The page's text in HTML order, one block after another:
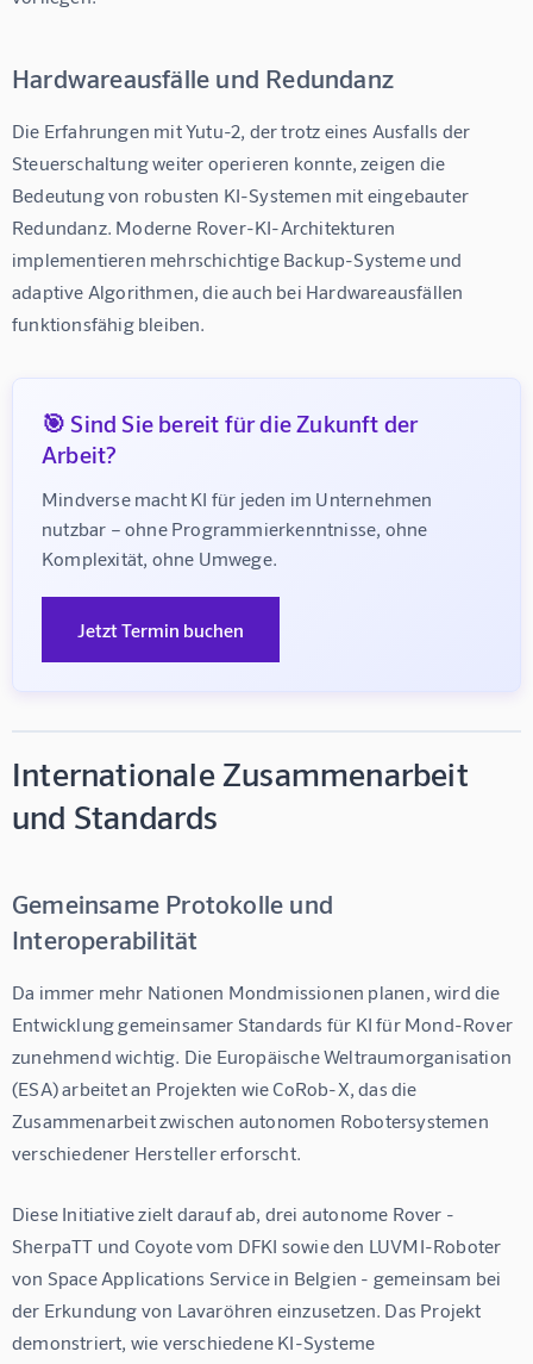
Hardwareausfälle und Redundanz
Die Erfahrungen mit Yutu-2, der trotz eines Ausfalls der
Steuerschaltung weiter operieren konnte, zeigen die
Bedeutung von robusten KI-Systemen mit eingebauter
Redundanz. Moderne Rover-KI-Architekturen
implementieren mehrschichtige Backup-Systeme und
adaptive Algorithmen, die auch bei Hardwareausfällen
funktionsfähig bleiben.
🎯 Sind Sie bereit für die Zukunft der
Arbeit?
Mindverse macht KI für jeden im Unternehmen
nutzbar – ohne Programmierkenntnisse, ohne
Komplexität, ohne Umwege.
Jetzt Termin buchen
Internationale Zusammenarbeit
und Standards
Gemeinsame Protokolle und
Interoperabilität
Da immer mehr Nationen Mondmissionen planen, wird die
Entwicklung gemeinsamer Standards für KI für Mond-Rover
zunehmend wichtig. Die Europäische Weltraumorganisation
(ESA) arbeitet an Projekten wie CoRob-X, das die
Zusammenarbeit zwischen autonomen Robotersystemen
verschiedener Hersteller erforscht.
Diese Initiative zielt darauf ab, drei autonome Rover -
SherpaTT und Coyote vom DFKI sowie den LUVMI-Roboter
von Space Applications Service in Belgien - gemeinsam bei
der Erkundung von Lavaröhren einzusetzen. Das Projekt
demonstriert, wie verschiedene KI-Systeme